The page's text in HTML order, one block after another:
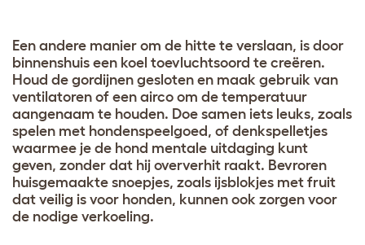
Een andere manier om de hitte te verslaan, is door
binnenshuis een koel toevluchtsoord te creëren.
Houd de gordijnen gesloten en maak gebruik van
ventilatoren of een airco om de temperatuur
aangenaam te houden. Doe samen iets leuks, zoals
spelen met hondenspeelgoed, of denkspelletjes
waarmee je de hond mentale uitdaging kunt
geven, zonder dat hij oververhit raakt. Bevroren
huisgemaakte snoepjes, zoals ijsblokjes met fruit
dat veilig is voor honden, kunnen ook zorgen voor
de nodige verkoeling.